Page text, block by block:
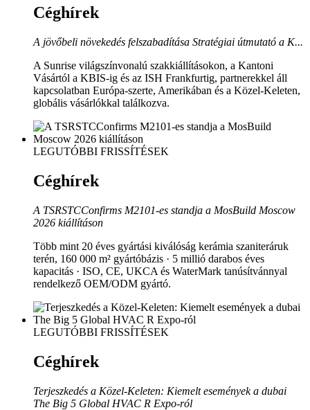
Céghírek
A jövőbeli növekedés felszabadítása Stratégiai útmutató a K...
A Sunrise világszínvonalú szakkiállításokon, a Kantoni
Vásártól a KBIS-ig és az ISH Frankfurtig, partnerekkel áll
kapcsolatban Európa-szerte, Amerikában és a Közel-Keleten,
globális vásárlókkal találkozva.
LEGUTÓBBI FRISSÍTÉSEK
Céghírek
A TSRSTCConfirms M2101-es standja a MosBuild Moscow
2026 kiállításon
Több mint 20 éves gyártási kiválóság kerámia szaniteráruk
terén, 160 000 m² gyártóbázis · 5 millió darabos éves
kapacitás · ISO, CE, UKCA és WaterMark tanúsítvánnyal
rendelkező OEM/ODM gyártó.
LEGUTÓBBI FRISSÍTÉSEK
Céghírek
Terjeszkedés a Közel-Keleten: Kiemelt események a dubai
The Big 5 Global HVAC R Expo-ról